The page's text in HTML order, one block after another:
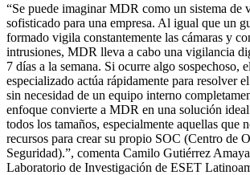
“Se puede imaginar MDR como un sistema de
sofisticado para una empresa. Al igual que un
formado vigila constantemente las cámaras y
intrusiones, MDR lleva a cabo una vigilancia
7 días a la semana. Si ocurre algo sospechoso,
especializado actúa rápidamente para resolver
sin necesidad de un equipo interno
enfoque convierte a MDR en una solución ideal
todos los tamaños, especialmente aquellas que
recursos para crear su propio SOC (Centro de
Seguridad).”, comenta Camilo Gutiérrez
Laboratorio de Investigación de ESET